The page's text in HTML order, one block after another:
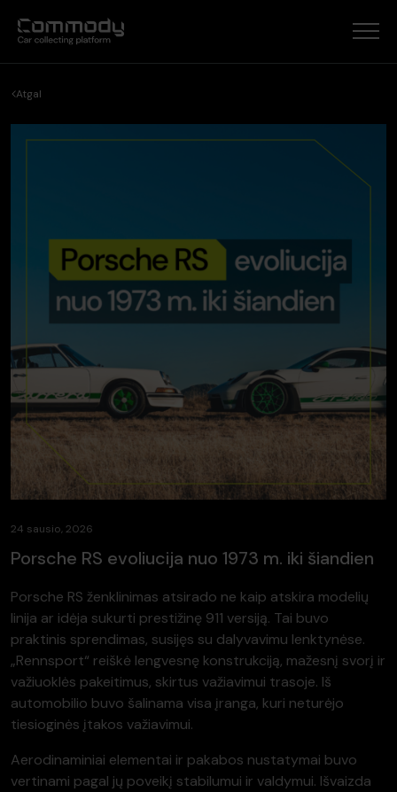
Atgal
24 sausio, 2026
Porsche RS evoliucija nuo 1973 m. iki šiandien
Porsche RS ženklinimas atsirado ne kaip atskira modelių
linija ar idėja sukurti prestižinę 911 versiją. Tai buvo
praktinis sprendimas, susijęs su dalyvavimu lenktynėse.
„Rennsport“ reiškė lengvesnę konstrukciją, mažesnį svorį ir
važiuoklės pakeitimus, skirtus važiavimui trasoje. Iš
automobilio buvo šalinama visa įranga, kuri neturėjo
tiesioginės įtakos važiavimui.
Aerodinaminiai elementai ir pakabos nustatymai buvo
vertinami pagal jų poveikį stabilumui ir valdymui. Išvaizda